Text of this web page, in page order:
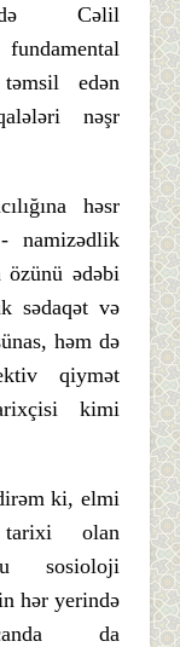
də Cəlil
təmsil edən
nəşr
həsr
namizədlik
ədəbi
sədaqət və
həm də
qiymət
kimi
ki, elmi
olan
sosioloji
hər yerində
da